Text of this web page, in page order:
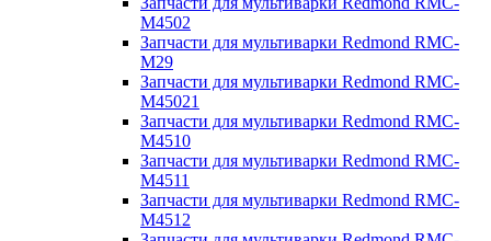
M4502
Запчасти для мультиварки Redmond RMC-
M29
Запчасти для мультиварки Redmond RMC-
M45021
Запчасти для мультиварки Redmond RMC-
M4510
Запчасти для мультиварки Redmond RMC-
M4511
Запчасти для мультиварки Redmond RMC-
M4512